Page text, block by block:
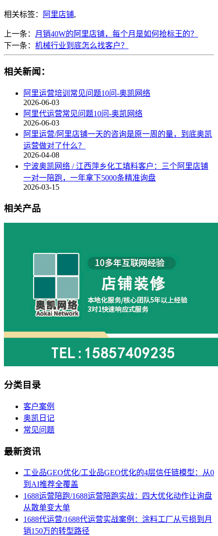
相关标签： 阿里店铺,
上一条：
月销40W的阿里店铺，每个月是如何抢标王的？
下一条： 机械行业到底怎么找客户？
相关新闻：
阿里运营培训常见问题10问-奥凯网络
2026-06-03
阿里代运营常见问题10问-奥凯网络
2026-06-03
阿里运营/阿里店铺一天的咨询是原一周的量，到底奥凯
运营做对了什么？
2026-04-08
宁波奥凯网络 / 江西萍乡化工填料客户：三个阿里店铺
一对一陪跑，一年拿下5000条精准询盘
2026-03-15
相关产品
分类目录
客户案例
奥凯日记
常见问题
最新资讯
工业品GEO优化/工业品GEO优化的4层信任链模型：从0
到AI推荐全覆盖
1688运营陪跑/1688运营陪跑实战：四大优化动作让询盘
从散单变大单
1688代运营/1688代运营实战案例：涂料工厂从亏损到月
销150万的转型路径